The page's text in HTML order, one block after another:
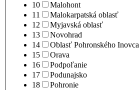
10
Malohont
11
Malokarpatská oblasť
12
Myjavská oblasť
13
Novohrad
14
Oblasť Pohronského Inovca
15
Orava
16
Podpoľanie
17
Podunajsko
18
Pohronie